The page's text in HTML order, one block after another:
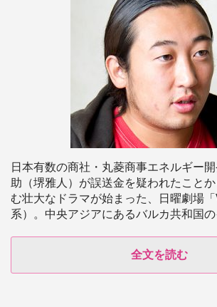
日本有数の商社・丸菱商事エネルギー
助（堺雅人）が誤送金を疑われたこと
む壮大なドラマが始まった、日曜劇場
系）。中央アジアにあるバルカ共和国
全文を読む